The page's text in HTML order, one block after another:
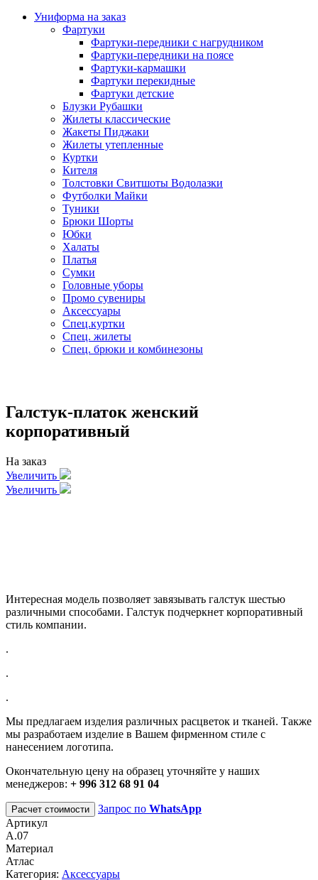
Униформа на заказ
Фартуки
Фартуки-передники с нагрудником
Фартуки-передники на поясе
Фартуки-кармашки
Фартуки перекидные
Фартуки детские
Блузки Рубашки
Жилеты классические
Жакеты Пиджаки
Жилеты утепленные
Куртки
Кителя
Толстовки Свитшоты Водолазки
Футболки Майки
Туники
Брюки Шорты
Юбки
Халаты
Платья
Сумки
Головные уборы
Промо сувениры
Аксессуары
Спец.куртки
Спец. жилеты
Спец. брюки и комбинезоны
Галстук-платок женский
корпоративный
На заказ
Увеличить
Увеличить
Интересная модель позволяет завязывать галстук шестью
различными способами. Галстук подчеркнет корпоративный
стиль компании.
.
.
.
Мы предлагаем изделия различных расцветок и тканей. Также
мы разработаем изделие в Вашем фирменном стиле с
нанесением логотипа.
Окончательную цену на образец уточняйте у наших
менеджеров: + 996 312 68 91 04
Расчет стоимости Запрос по WhatsApp
Артикул
А.07
Материал
Атлас
Категория: Аксессуары